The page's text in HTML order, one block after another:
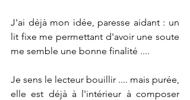
J'ai déjà mon idée, paresse aidant : un
lit fixe me permettant d'avoir une soute
me semble une bonne finalité ....
Je sens le lecteur bouillir .... mais purée,
elle est déjà à l'intérieur à composer